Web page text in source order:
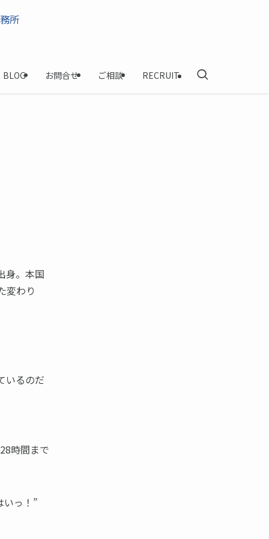
BLOG お問合せ ご相談 RECRUIT
身。本国
変わり
いるのだ
時間まで
いっ！”